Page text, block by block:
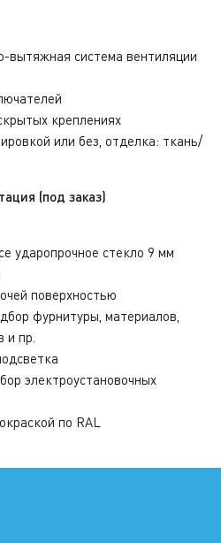
вытяжная система вентиляции
креплениях
или без, отделка: ткань/
(под заказ)
ударопрочное стекло 9 мм
поверхностью
фурнитуры, материалов,
и пр.
электроустановочных
по RAL